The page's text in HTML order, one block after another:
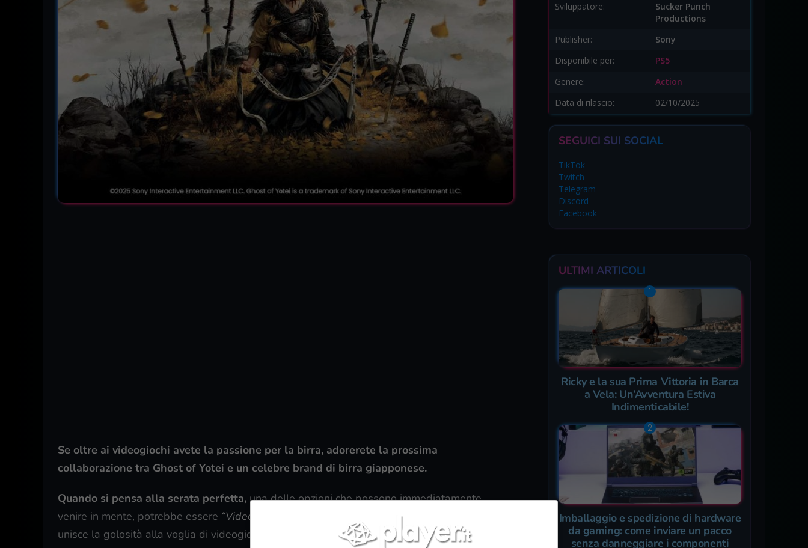
Se oltre ai videogiochi avete la passione per la birra, adorerete la prossima
collaborazione tra Ghost of Yotei e un celebre brand di birra giapponese.
Quando si pensa alla serata perfetta, una delle opzioni che possono immediatamente
venire in mente, potrebbe essere “Videogiochi, pizza e birra”.
Un trittico perfetto, in cui si
unisce la golosità alla voglia di videogiocare, il tutto mescolato dal relax che questi tre
Sviluppatore:
Sucker Punch
Productions
Publisher:
Sony
Disponibile per:
PS5
Genere:
Action
Data di rilascio:
02/10/2025
SEGUICI SUI SOCIAL
TikTok
Twitch
Telegram
Discord
Facebook
ULTIMI ARTICOLI
Ricky e la sua Prima Vittoria in Barca
a Vela: Un’Avventura Estiva
Indimenticabile!
Imballaggio e spedizione di hardware
da gaming: come inviare un pacco
senza danneggiare i componenti